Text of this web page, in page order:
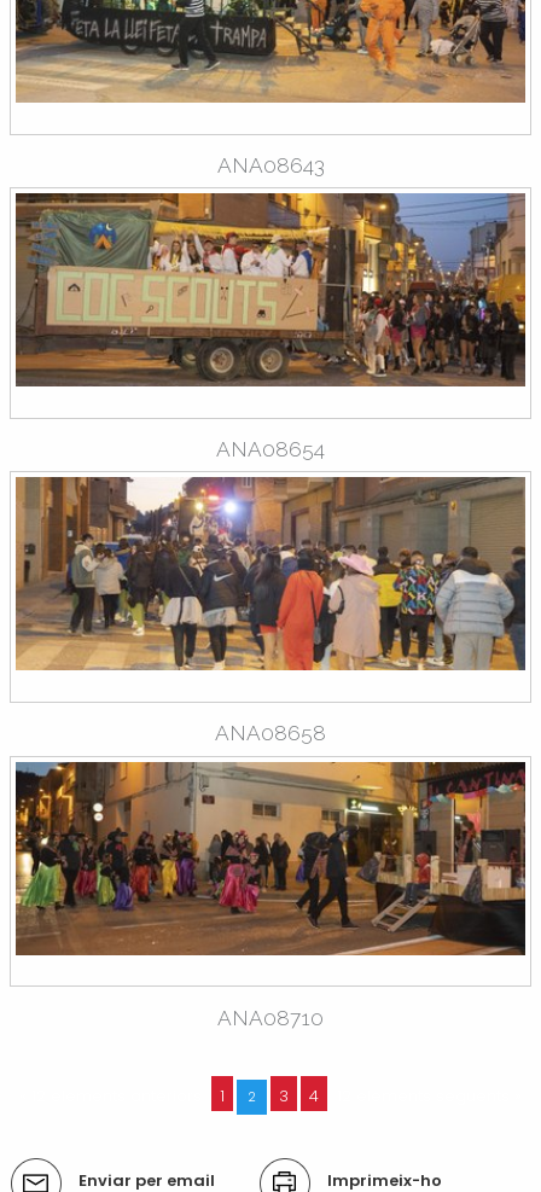
ANA08643
ANA08654
ANA08658
ANA08710
1 2 3 4
Accions
Enviar per email Imprimeix-ho